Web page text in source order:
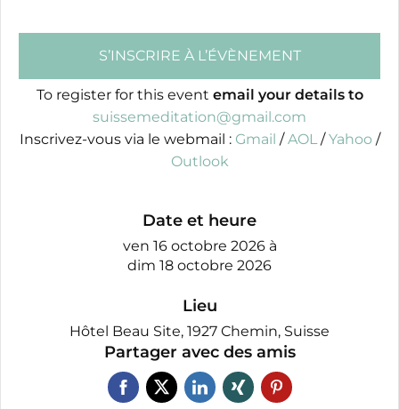
S’INSCRIRE À L’ÉVÈNEMENT
To register for this event email your details to
suissemeditation@gmail.com
Inscrivez-vous via le webmail : Gmail /AOL/Yahoo /
Outlook
Date et heure
ven 16 octobre 2026 à
dim 18 octobre 2026
Lieu
Hôtel Beau Site, 1927 Chemin, Suisse
Partager avec des amis